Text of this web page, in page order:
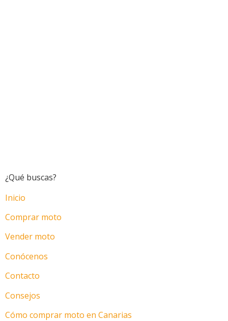
¿Qué buscas?
Inicio
Comprar moto
Vender moto
Conócenos
Contacto
Consejos
Cómo comprar moto en Canarias